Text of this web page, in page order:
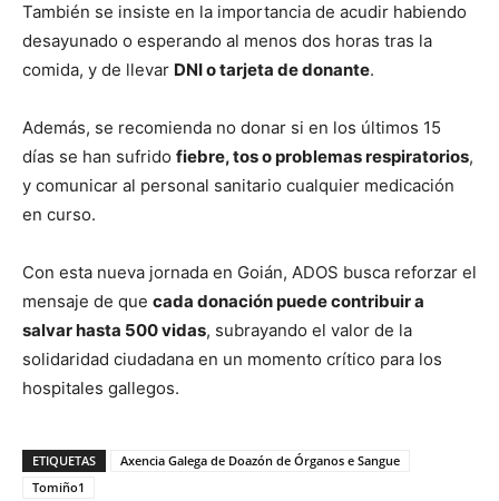
También se insiste en la importancia de acudir habiendo
desayunado o esperando al menos dos horas tras la
comida, y de llevar DNI o tarjeta de donante.
Además, se recomienda no donar si en los últimos 15
días se han sufrido fiebre, tos o problemas respiratorios,
y comunicar al personal sanitario cualquier medicación
en curso.
Con esta nueva jornada en Goián, ADOS busca reforzar el
mensaje de que cada donación puede contribuir a
salvar hasta 500 vidas, subrayando el valor de la
solidaridad ciudadana en un momento crítico para los
hospitales gallegos.
ETIQUETAS
Axencia Galega de Doazón de Órganos e Sangue
Tomiño1